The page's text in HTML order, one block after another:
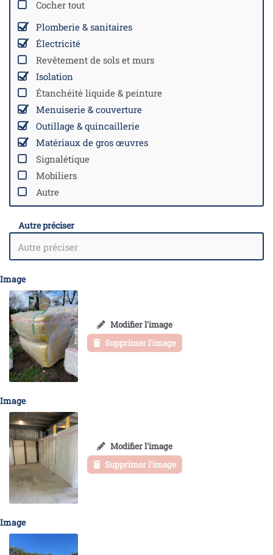
Cocher tout
Plomberie & sanitaires
Électricité
Revêtement de sols et murs
Isolation
Étanchéité liquide & peinture
Menuiserie & couverture
Outillage & quincaillerie
Matériaux de gros œuvres
Signalétique
Mobiliers
Autre
Autre préciser
Image
Modifier l'image
Supprimer l'image
Image
Modifier l'image
Supprimer l'image
Image